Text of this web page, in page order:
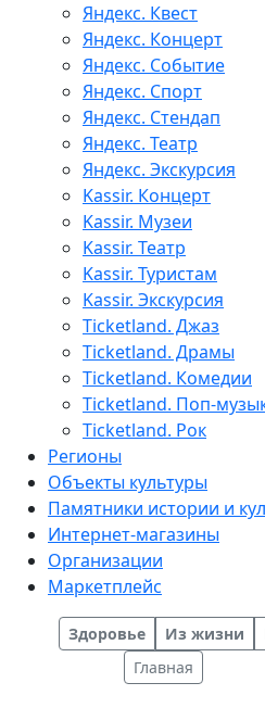
Яндекс. Квест
Яндекс. Концерт
Яндекс. Событие
Яндекс. Спорт
Яндекс. Стендап
Яндекс. Театр
Яндекс. Экскурсия
Kassir. Концерт
Kassir. Музеи
Kassir. Театр
Kassir. Туристам
Kassir. Экскурсия
Ticketland. Джаз
Ticketland. Драмы
Ticketland. Комедии
Ticketland. Поп-
Ticketland. Рок
Регионы
Объекты культуры
Памятники истории и
Интернет-магазины
Организации
Маркетплейс
Здоровье Из жизни
Главная